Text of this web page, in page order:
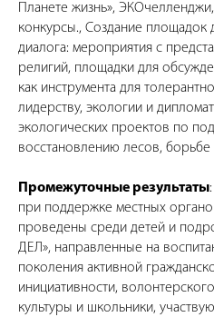
Планете жизнь»,
конкурсы., Создание площадок
диалога: мероприятия с
религий, площадки для
как инструмента для
лидерству, экологии и
экологических проектов по
восстановлению лесов, борьбе
Промежуточные результаты
при поддержке местных
проведены среди детей и
ДЕЛ», направленные на
поколения активной
инициативности,
культуры и школьники,